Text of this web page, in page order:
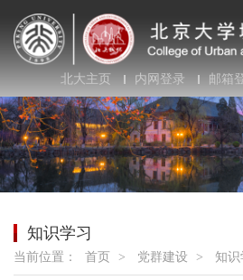
北大主页 内网登录 邮箱
知识学习
当前位置： 首页 > 党群建设 > 知识